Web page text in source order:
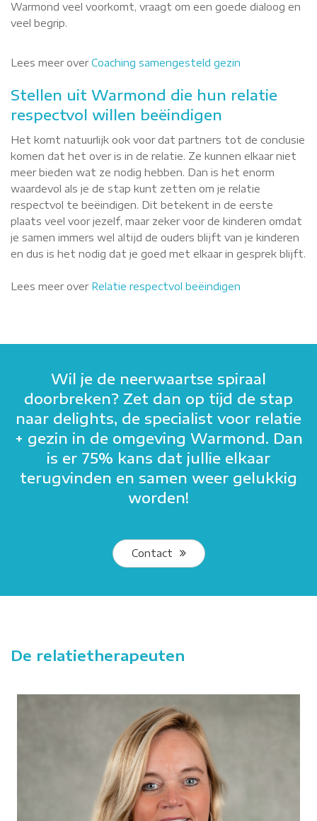
Warmond veel voorkomt, vraagt om een goede dialoog en
veel begrip.
Lees meer overCoaching samengesteld gezin
Stellen uit Warmond die hun relatie
respectvol willen beëindigen
Het komt natuurlijk ook voor dat partners tot de conclusie
komen dat het over is in de relatie. Ze kunnen elkaar niet
meer bieden wat ze nodig hebben. Dan is het enorm
waardevol als je de stap kunt zetten om je relatie
respectvol te beëindigen. Dit betekent in de eerste
plaats veel voor jezelf, maar zeker voor de kinderen omdat
je samen immers wel altijd de ouders blijft van je kinderen
en dus is het nodig dat je goed met elkaar in gesprek blijft.
Lees meer over Relatie respectvol beëindigen
Wil je de neerwaartse spiraal
doorbreken? Zet dan op tijd de stap
naar delights, de specialist voor relatie
+ gezin in de omgeving Warmond. Dan
is er 75% kans dat jullie elkaar
terugvinden en samen weer gelukkig
worden!
Contact
De relatietherapeuten